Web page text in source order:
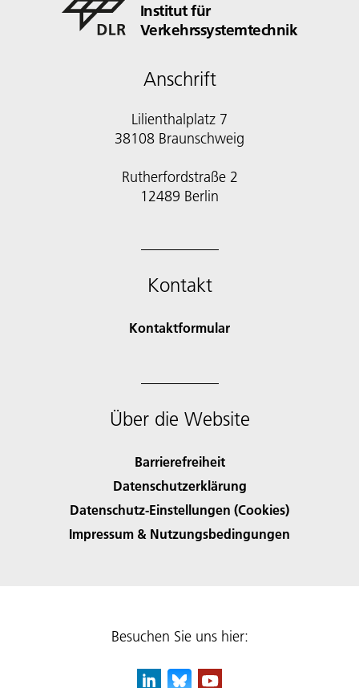
Institut für
Verkehrssystemtechnik
Anschrift
Lilienthalplatz 7
38108 Braunschweig
Rutherfordstraße 2
12489 Berlin
Kontakt
Kontaktformular
Über die Website
Barrierefreiheit
Datenschutzerklärung
Datenschutz-Einstellungen (Cookies)
Impressum & Nutzungsbedingungen
Besuchen Sie uns hier: